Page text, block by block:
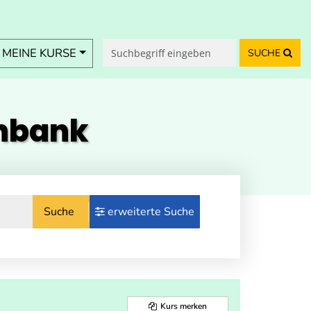
KURSE SUCHE
Suche erweiterte Suche
Kurs merken